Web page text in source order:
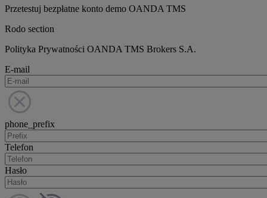
Przetestuj bezpłatne konto demo OANDA TMS
Rodo section
Polityka Prywatności OANDA TMS Brokers S.A.
E-mail
phone_prefix
Telefon
Hasło